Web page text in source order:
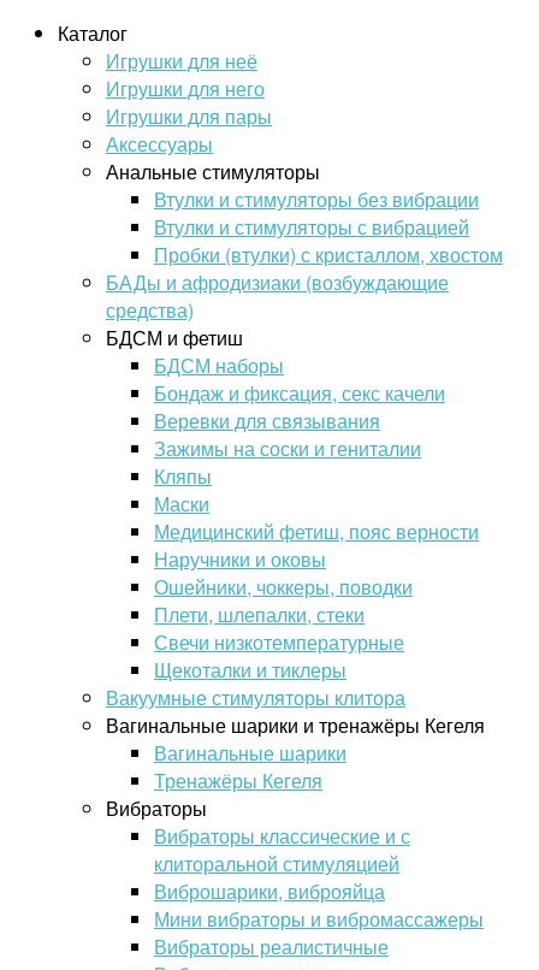
Каталог
Игрушки для неё
Игрушки для него
Игрушки для пары
Аксессуары
Анальные стимуляторы
Втулки и стимуляторы без вибрации
Втулки и стимуляторы с вибрацией
Пробки (втулки) с кристаллом, хвостом
БАДы и афродизиаки (возбуждающие
средства)
БДСМ и фетиш
БДСМ наборы
Бондаж и фиксация, секс качели
Веревки для связывания
Зажимы на соски и гениталии
Кляпы
Маски
Медицинский фетиш, пояс верности
Наручники и оковы
Ошейники, чоккеры, поводки
Плети, шлепалки, стеки
Свечи низкотемпературные
Щекоталки и тиклеры
Вакуумные стимуляторы клитора
Вагинальные шарики и тренажёры Кегеля
Вагинальные шарики
Тренажёры Кегеля
Вибраторы
Вибраторы классические и с
клиторальной стимуляцией
Виброшарики, виброяйца
Мини вибраторы и вибромассажеры
Вибраторы реалистичные